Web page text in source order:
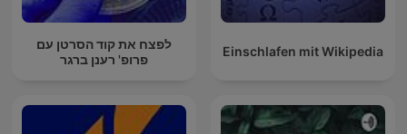
לפצח את קוד הסרטן עם
פרופ' רענן ברגר
Einschlafen mit Wikipedia